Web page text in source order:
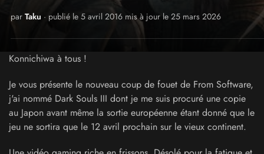
par Taku · publié le 5 avril 2016 mis à jour le 25 mars 2026
Konnichiwa à tous !
Je vous présente le nouveau coup de fouet de From Software,
j'ai nommé Dark Souls III dont je me suis procuré une copie
au Japon avant même la sortie européenne étant donné que le
jeu ne sortira que le 12 avril prochain sur le vieux continent.